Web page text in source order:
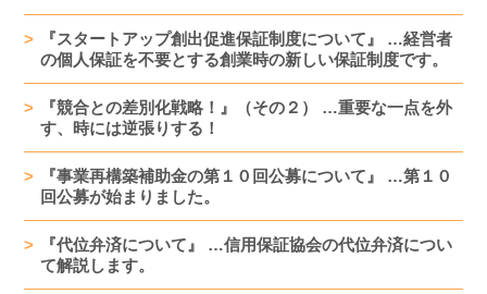
『スタートアップ創出促進保証制度について』 …経営者
の個人保証を不要とする創業時の新しい保証制度です。
『競合との差別化戦略！』（その２） …重要な一点を外
す、時には逆張りする！
『事業再構築補助金の第１０回公募について』 …第１０
回公募が始まりました。
『代位弁済について』 …信用保証協会の代位弁済につい
て解説します。